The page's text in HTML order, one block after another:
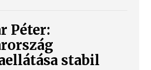
Péter:
stabil